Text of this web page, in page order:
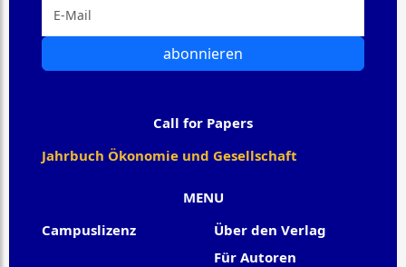
MENU
Campuslizenz
Über den Verlag
Für Autoren
abonnieren
Call for Papers
Jahrbuch Ökonomie und Gesellschaft